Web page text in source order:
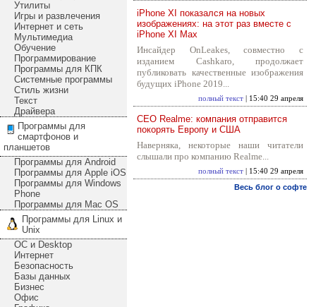
Утилиты
Игры и развлечения
Интернет и сеть
Мультимедиа
Обучение
Программирование
Программы для КПК
Системные программы
Стиль жизни
Текст
Драйвера
Программы для
смартфонов и
планшетов
Программы для Android
Программы для Apple iOS
Программы для Windows
Phone
Программы для Mac OS
Программы для Linux и
Unix
ОС и Desktop
Интернет
Безопасность
Базы данных
Бизнес
Офис
iPhone XI показался на новых
изображениях: на этот раз вместе с
iPhone XI Max
Инсайдер OnLeakes, совместно с
изданием Cashkaro, продолжает
публиковать качественные изображения
будущих iPhone 2019...
полный текст | 15:40 29 апреля
CEO Realme: компания отправится
покорять Европу и США
Наверняка, некоторые наши читатели
слышали про компанию Realme...
полный текст | 15:40 29 апреля
Весь блог о софте